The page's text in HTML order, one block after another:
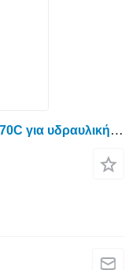
Συλλεκτική μηχανή John Deere 1270C για υδραυλική αντλία